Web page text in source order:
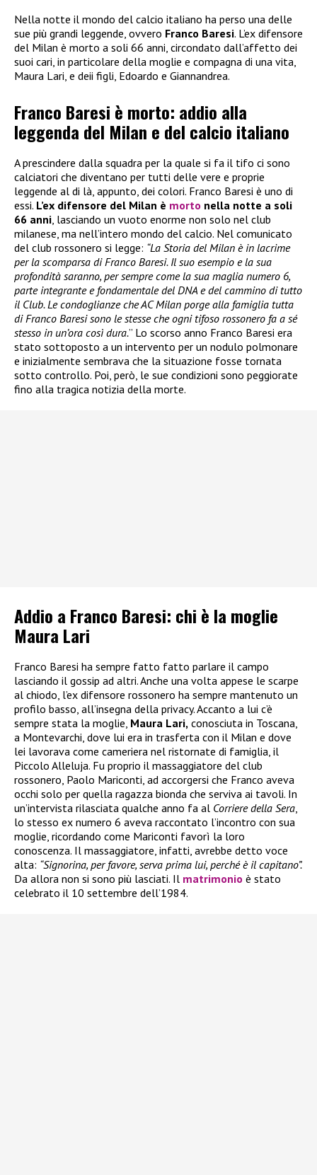
Nella notte il mondo del calcio italiano ha perso una delle
sue più grandi leggende, ovvero Franco Baresi. L’ex difensore
del Milan è morto a soli 66 anni, circondato dall’affetto dei
suoi cari, in particolare della moglie e compagna di una vita,
Maura Lari, e deii figli, Edoardo e Giannandrea.
Franco Baresi è morto: addio alla
leggenda del Milan e del calcio italiano
A prescindere dalla squadra per la quale si fa il tifo ci sono
calciatori che diventano per tutti delle vere e proprie
leggende al di là, appunto, dei colori. Franco Baresi è uno di
essi. L’ex difensore del Milan è morto nella notte a soli
66 anni , lasciando un vuoto enorme non solo nel club
milanese, ma nell’intero mondo del calcio. Nel comunicato
del club rossonero si legge: “La Storia del Milan è in lacrime
per la scomparsa di Franco Baresi. Il suo esempio e la sua
profondità saranno, per sempre come la sua maglia numero 6,
parte integrante e fondamentale del DNA e del cammino di tutto
il Club. Le condoglianze che AC Milan porge alla famiglia tutta
di Franco Baresi sono le stesse che ogni tifoso rossonero fa a sé
stesso in un’ora così dura.” Lo scorso anno Franco Baresi era
stato sottoposto a un intervento per un nodulo polmonare
e inizialmente sembrava che la situazione fosse tornata
sotto controllo. Poi, però, le sue condizioni sono peggiorate
fino alla tragica notizia della morte.
Addio a Franco Baresi: chi è la moglie
Maura Lari
Franco Baresi ha sempre fatto fatto parlare il campo
lasciando il gossip ad altri. Anche una volta appese le scarpe
al chiodo, l’ex difensore rossonero ha sempre mantenuto un
profilo basso, all’insegna della privacy. Accanto a lui c’è
sempre stata la moglie, Maura Lari, conosciuta in Toscana,
a Montevarchi, dove lui era in trasferta con il Milan e dove
lei lavorava come cameriera nel ristornate di famiglia, il
Piccolo Alleluja. Fu proprio il massaggiatore del club
rossonero, Paolo Mariconti, ad accorgersi che Franco aveva
occhi solo per quella ragazza bionda che serviva ai tavoli. In
un’intervista rilasciata qualche anno fa al Corriere della Sera,
lo stesso ex numero 6 aveva raccontato l’incontro con sua
moglie, ricordando come Mariconti favorì la loro
conoscenza. Il massaggiatore, infatti, avrebbe detto voce
alta: “Signorina, per favore, serva prima lui, perché è il capitano”.
Da allora non si sono più lasciati. Il matrimonio è stato
celebrato il 10 settembre dell’1984.